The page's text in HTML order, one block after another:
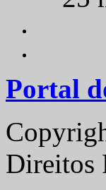
Portal
Direitos